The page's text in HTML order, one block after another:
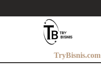
TryBisnis.com